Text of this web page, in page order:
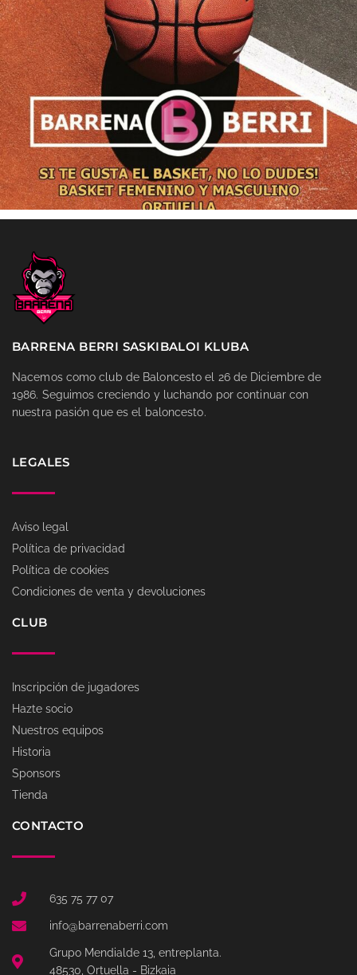
BARRENA BERRI SASKIBALOI KLUBA
Nacemos como club de Baloncesto el 26 de Diciembre de
1986. Seguimos creciendo y luchando por continuar con
nuestra pasión que es el baloncesto.
LEGALES
Aviso legal
Política de privacidad
Política de cookies
Condiciones de venta y devoluciones
CLUB
Inscripción de jugadores
Hazte socio
Nuestros equipos
Historia
Sponsors
Tienda
CONTACTO
635 75 77 07
info@barrenaberri.com
Grupo Mendialde 13, entreplanta.
48530, Ortuella - Bizkaia